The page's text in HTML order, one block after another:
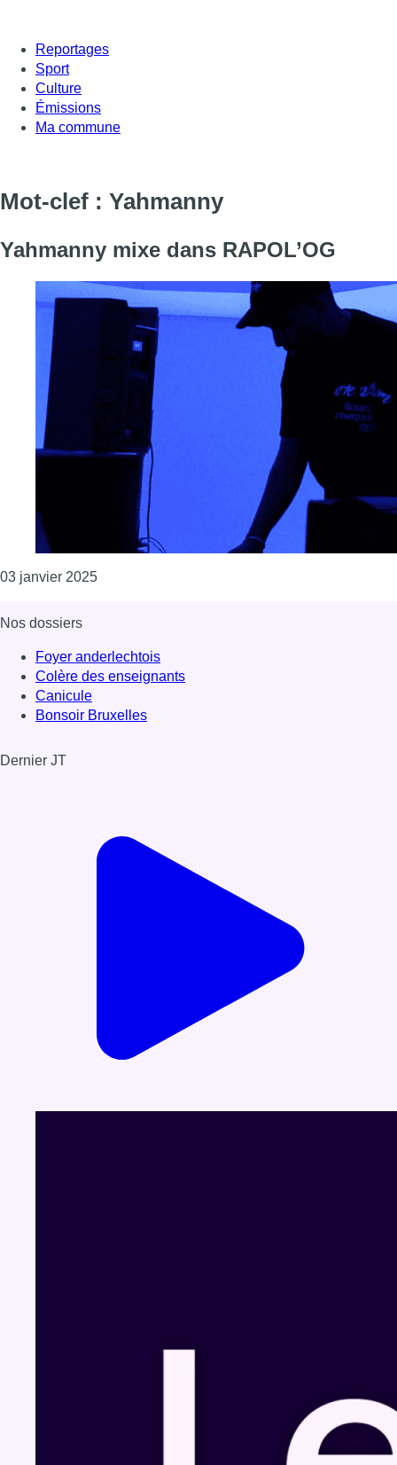
Reportages
Sport
Culture
Émissions
Ma commune
Mot-clef : Yahmanny
Yahmanny mixe dans RAPOL’OG
03 janvier 2025Consulter l'article "Yahmanny mixe dans
Nos dossiers
Foyer anderlechtois
Colère des enseignants
Canicule
Bonsoir Bruxelles
Dernier JT